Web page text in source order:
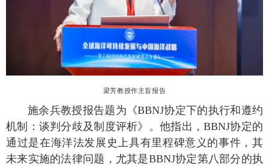
梁芳教授作主旨报告
施余兵教授报告题为《BBNJ协定下的执行和遵约
机制：谈判分歧及制度评析》。他指出，BBNJ协定的
通过是在海洋法发展史上具有里程碑意义的事件，其
未来实施的法律问题，尤其是BBNJ协定第八部分的执